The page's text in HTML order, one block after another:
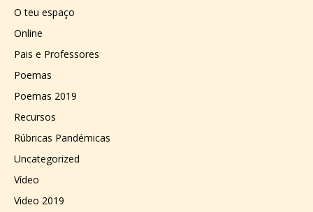
O teu espaço
Online
Pais e Professores
Poemas
Poemas 2019
Recursos
Rúbricas Pandémicas
Uncategorized
Vídeo
Video 2019